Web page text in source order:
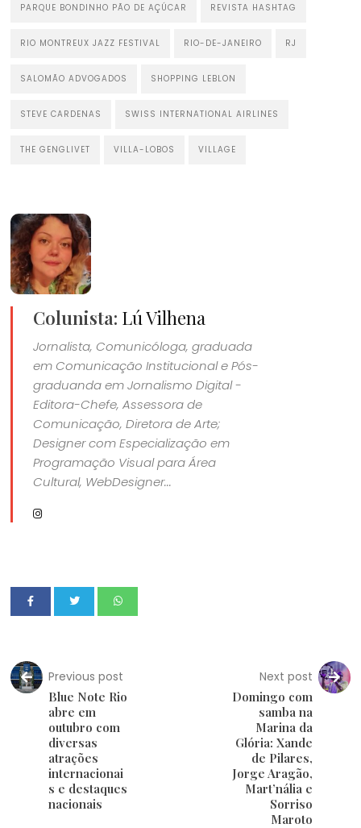
PARQUE BONDINHO PÃO DE AÇÚCAR REVISTA HASHTAG
RIO MONTREUX JAZZ FESTIVAL RIO-DE-JANEIRO RJ
SALOMÃO ADVOGADOS SHOPPING LEBLON
STEVE CARDENAS SWISS INTERNATIONAL AIRLINES
THE GENGLIVET VILLA-LOBOS VILLAGE
Colunista: Lú Vilhena
Jornalista, Comunicóloga, graduada
em Comunicação Institucional e Pós-
graduanda em Jornalismo Digital -
Editora-Chefe, Assessora de
Comunicação, Diretora de Arte;
Designer com Especialização em
Programação Visual para Área
Cultural, WebDesigner...
Previous post
Blue Note Rio
abre em
outubro com
diversas
atrações
internacionai
s e destaques
nacionais
Next post
Domingo com
samba na
Marina da
Glória: Xande
de Pilares,
Jorge Aragão,
Mart’nália e
Sorriso
Maroto